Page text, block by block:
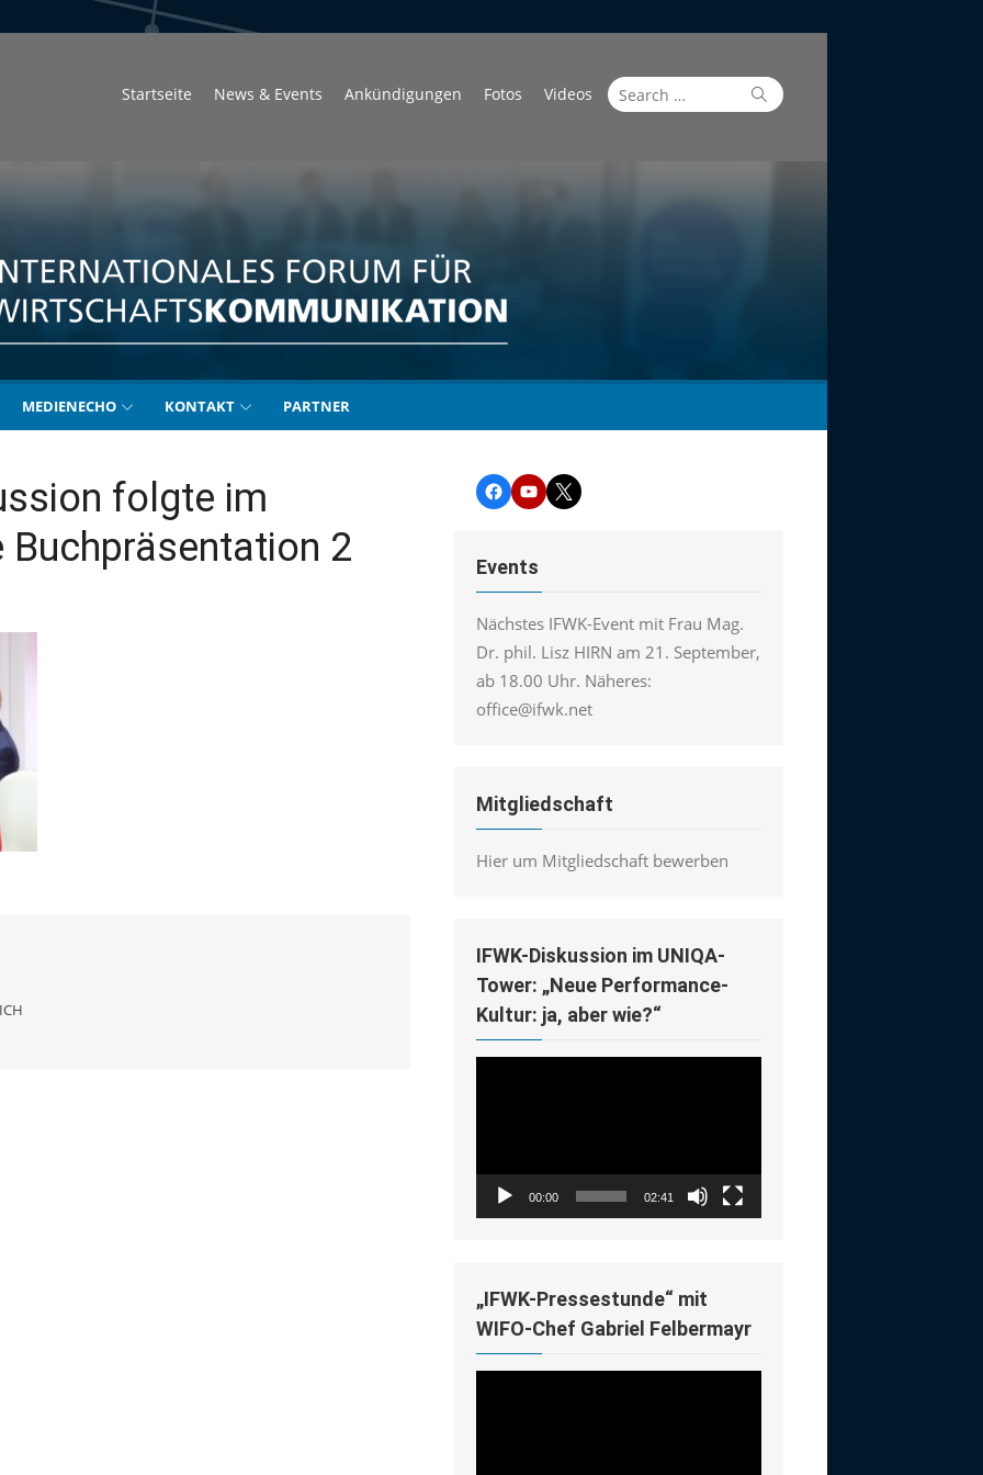
Search
for:
Search
Startseite News & Events Ankündigungen Fotos Videos
MEDIENECHO KONTAKT PARTNER
folgte im
2
Facebook
YouTubeTwitter
Events
Nächstes IFWK-Event mit Frau Mag.
Dr. phil. Lisz HIRN am 21. September,
ab 18.00 Uhr. Näheres:
office@ifwk.net
Mitgliedschaft
Hier um Mitgliedschaft bewerben
IFWK-Diskussion im UNIQA-
Tower: „Neue Performance-
Kultur: ja, aber wie?“
00:00 02:41
„IFWK-Pressestunde“ mit
WIFO-Chef Gabriel Felbermayr